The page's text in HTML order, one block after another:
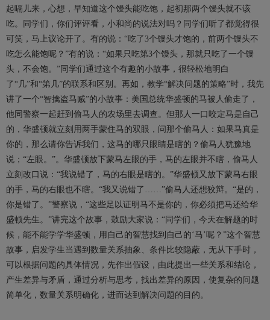
起嗝儿来，心想，早知道这个馒头能吃饱，起初那两个馒头就不该
吃。同学们，你们评评看，小和尚的说法对吗？同学们听了都觉得很
可笑，马上议论开了。有的说：“吃了3个馒头才饱的，前两个馒头不
吃怎么能饱呢？”有的说：“如果只吃第3个馒头，那就只吃了一个馒
头，不会饱。”同学们通过这个有趣的小故事，很轻松地明白
了“几”和“第几”的联系和区别。再如，教学“解决问题的策略”时，我先
讲了一个“智擒盗马贼”的小故事：美国总统华盛顿的马被人偷走了，
他同警察一起赶到偷马人的农场里去调查。但那人一口咬定马是自己
的，华盛顿就立刻用两手蒙住马的双眼，问那个偷马人：如果马真是
你的，那么请你告诉我们，这马的哪只眼睛是瞎的？偷马人犹豫地
说；“左眼。”。华盛顿放下蒙马左眼的手，马的左眼并不瞎，偷马人
立刻改口说：“我说错了，马的右眼是瞎的。”华盛顿又放下蒙马右眼
的手，马的右眼也不瞎。“我又说错了……”偷马人还想狡辩。“是的，
你是错了。”警察说，“这些足以证明马不是你的，你必须把马还给华
盛顿先生。”讲完这个故事，鼓励大家说：“同学们，今天在解题的时
候，能不能学学华盛顿，用自己的智慧找到自己的‘马’呢？”这个智慧
故事，启发学生当遇到数量关系抽象、条件比较隐蔽，无从下手时，
可以根据问题的具体情况，先作出假设，由此提出一些关系和结论，
产生差异与矛盾，通过分析与思考，找出差异的原因，使复杂的问题
简单化，数量关系明确化，进而达到解决问题的目的。